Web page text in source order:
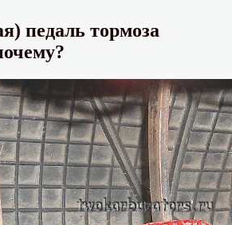
педаль тормоза